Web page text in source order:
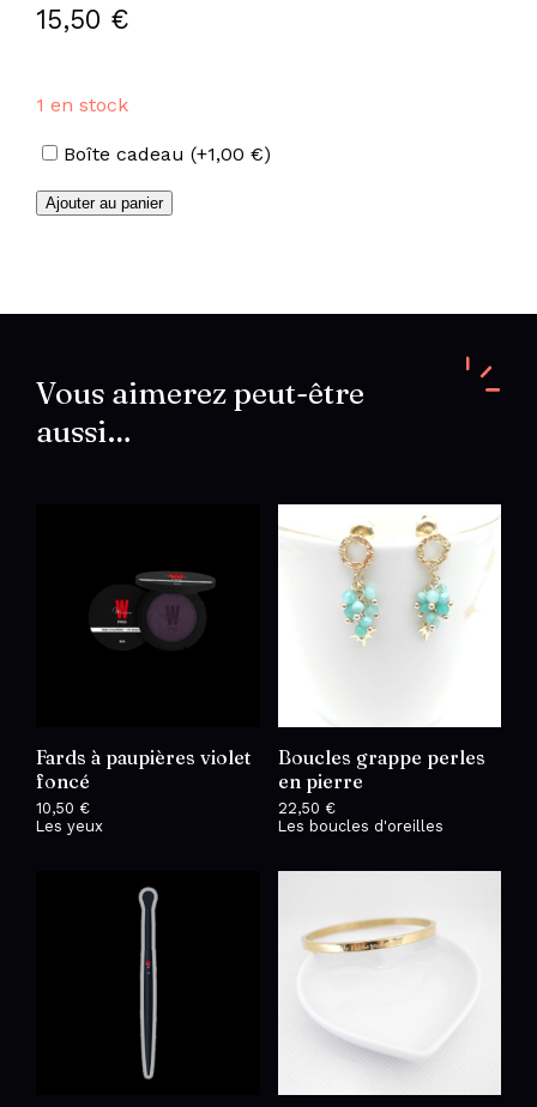
15,50 €
1 en stock
Options
Boîte cadeau (+1,00 €)
quantité
Ajouter au panier
Vous aimerez peut-être
aussi…
Fards à paupières violet
foncé
10,50 €
Les yeux
Boucles grappe perles
en pierre
22,50 €
Les boucles d'oreilles